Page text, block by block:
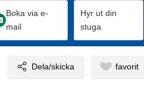
Boka via e-
mail
Hyr ut din
stuga